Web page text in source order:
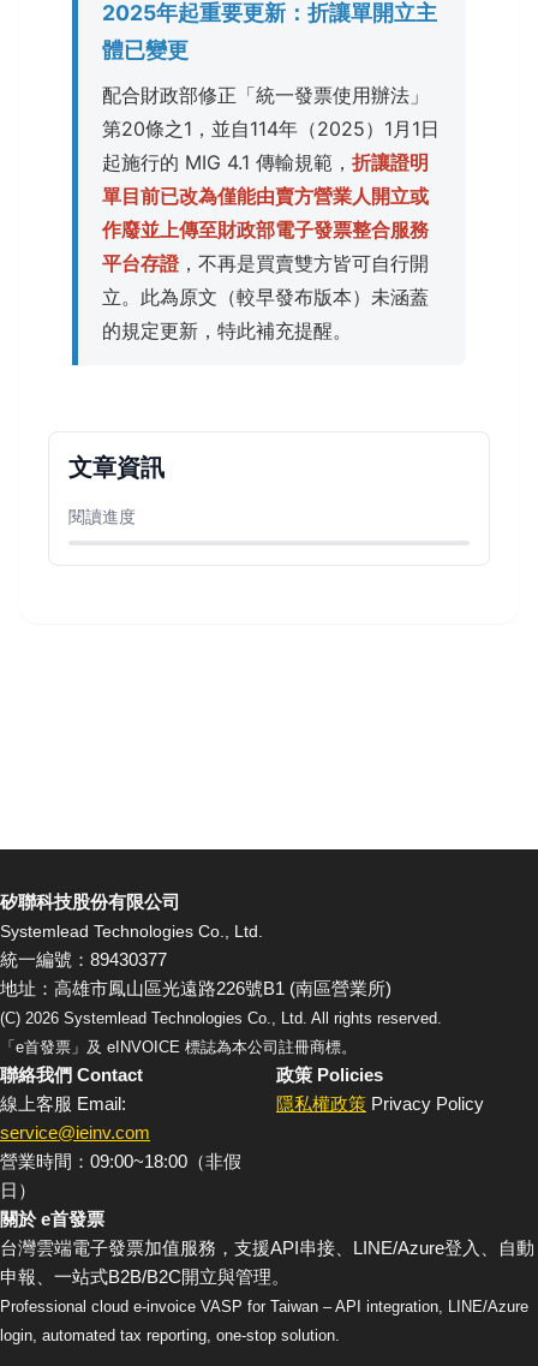
2025年起重要更新：折讓單開立主
體已變更
配合財政部修正「統一發票使用辦法」
第20條之1，並自114年（2025）1月1日
起施行的 MIG 4.1 傳輸規範， 折讓證明
單目前已改為僅能由賣方營業人開立或
作廢並上傳至財政部電子發票整合服務
平台存證，不再是買賣雙方皆可自行開
立。此為原文（較早發布版本）未涵蓋
的規定更新，特此補充提醒。
文章資訊
閱讀進度
矽聯科技股份有限公司
Systemlead Technologies Co., Ltd.
統一編號：89430377
地址：高雄市鳳山區光遠路226號B1 (南區營業所)
(C) 2026 Systemlead Technologies Co., Ltd. All rights reserved.
「e首發票」及 eINVOICE 標誌為本公司註冊商標。
聯絡我們 Contact
線上客服 Email:
service@ieinv.com
營業時間：09:00~18:00（非假
日）
政策 Policies
隱私權政策 Privacy Policy
關於 e首發票
台灣雲端電子發票加值服務，支援API串接、LINE/Azure登入、自動
申報、一站式B2B/B2C開立與管理。
Professional cloud e-invoice VASP for Taiwan – API integration, LINE/Azure
login, automated tax reporting, one-stop solution.